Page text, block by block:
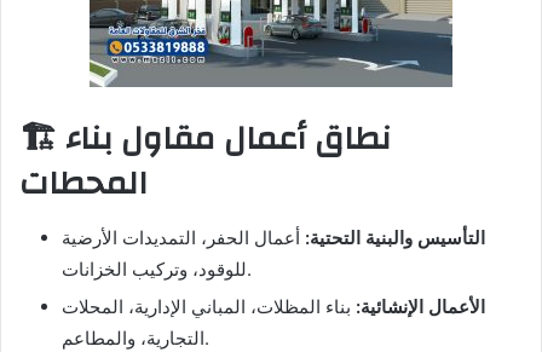
🏗️ نطاق أعمال مقاول بناء
المحطات
التأسيس والبنية التحتية: أعمال الحفر، التمديدات الأرضية
للوقود، وتركيب الخزانات.
الأعمال الإنشائية: بناء المظلات، المباني الإدارية، المحلات
التجارية، والمطاعم.